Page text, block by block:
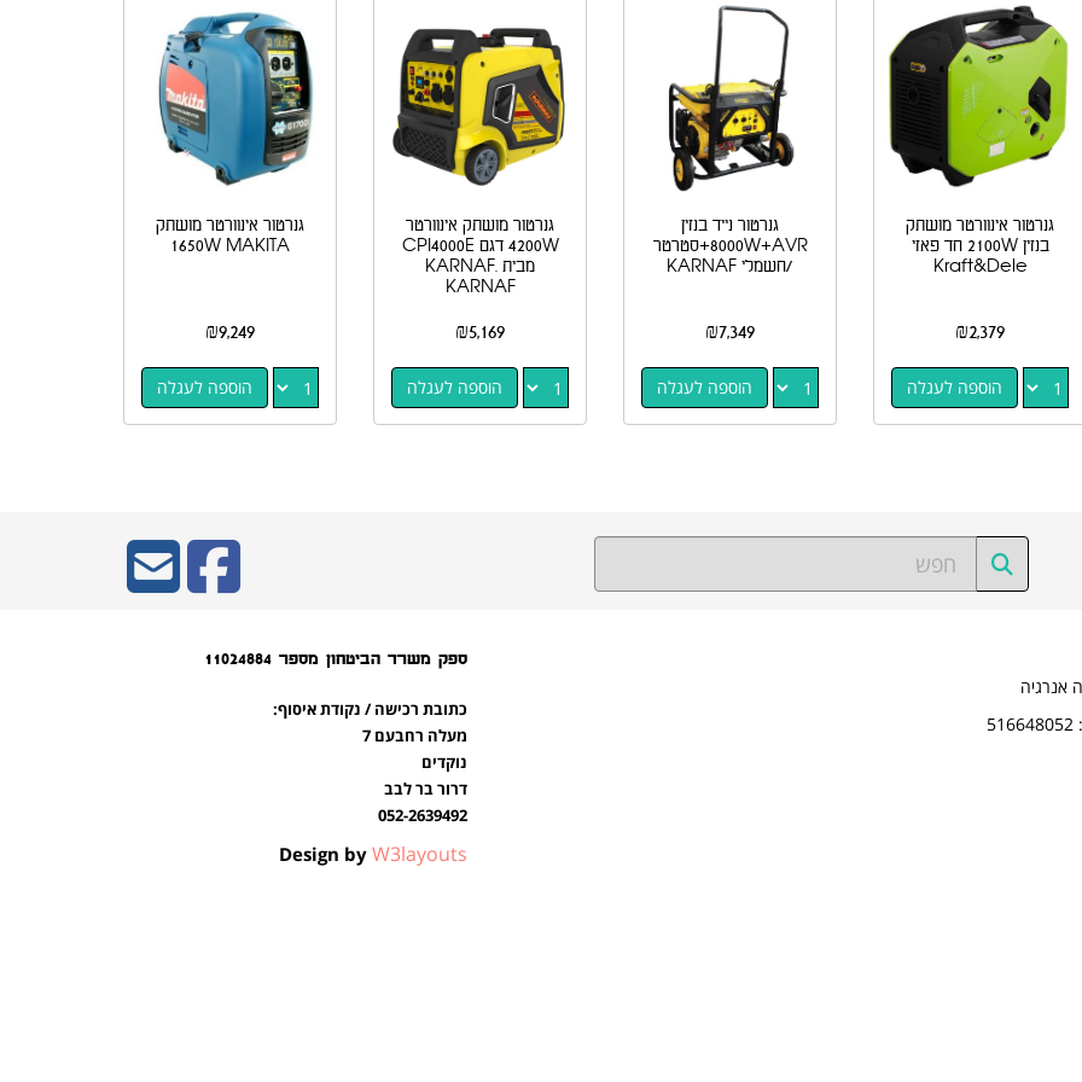
גנרטור אינוורטר מושתק
בנזין 2100W חד פאזי
Kraft&Dele
₪2,379
הוספה לעגלה
גנרטור נייד בנזין
8000W+AVR+סטרטר
/חשמלי KARNAF
₪7,349
הוספה לעגלה
גנרטור מושתק אינוורטר
4200W דגם CPI4000E
מבית KARNAF.
KARNAF
₪5,169
הוספה לעגלה
גנרטור אינוורטר מושתק
1650W MAKITA
₪9,249
הוספה לעגלה
אנרגיה
ספק משרד הביטחון מספר 11024884
כתובת רכישה / נקודת איסוף:
מעלה רחבעם 7
נוקדים
דרור בר לבב
052-2639492
Design by W3layouts